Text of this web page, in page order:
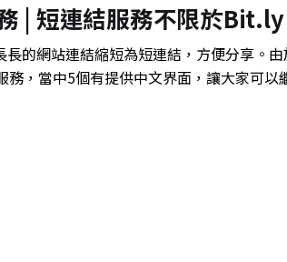
| 短連結服務不限於Bit.ly
的網站連結縮短為短連結，方便分享。
，當中5個有提供中文界面，讓大家可以